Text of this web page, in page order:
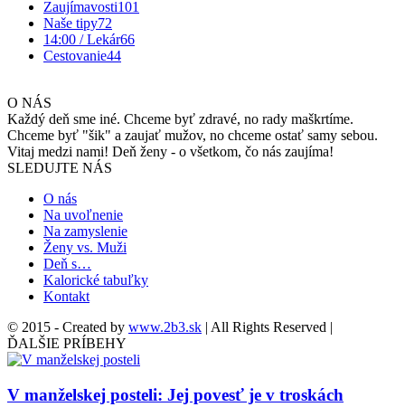
Zaujímavosti101
Naše tipy72
14:00 / Lekár66
Cestovanie44
O NÁS
Každý deň sme iné. Chceme byť zdravé, no rady maškrtíme.
Chceme byť "šik" a zaujať mužov, no chceme ostať samy sebou.
Vitaj medzi nami! Deň ženy - o všetkom, čo nás zaujíma!
SLEDUJTE NÁS
O nás
Na uvoľnenie
Na zamyslenie
Ženy vs. Muži
Deň s…
Kalorické tabuľky
Kontakt
© 2015 - Created by www.2b3.sk | All Rights Reserved |
ĎALŠIE PRÍBEHY
V manželskej posteli: Jej povesť je v troskách